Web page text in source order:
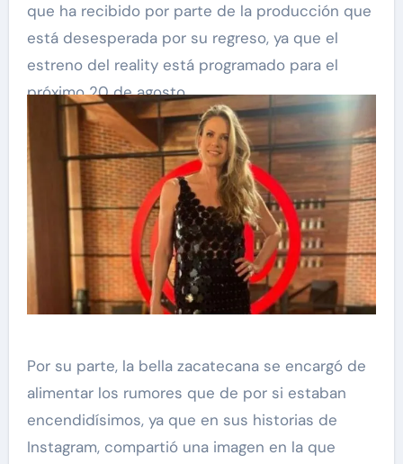
que ha recibido por parte de la producción que
está desesperada por su regreso, ya que el
estreno del reality está programado para el
próximo 20 de agosto.
Por su parte, la bella zacatecana se encargó de
alimentar los rumores que de por si estaban
encendidísimos, ya que en sus historias de
Instagram, compartió una imagen en la que